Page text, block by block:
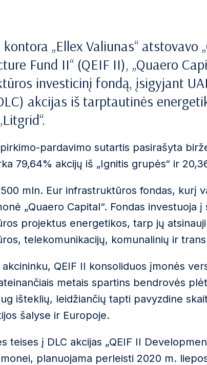
„Ellex Valiunas“ atstovavo
Fund II“ (QEIF II), „Quaero
investicinį fondą, įsigyjant
akcijas iš tarptautinės
pardavimo sutartis pasirašyta
79,64% akcijų iš „Ignitis grupės“ ir
mln. Eur infrastruktūros fondas, kurį
„Quaero Capital“. Fondas investuoja
projektus energetikos, tarp jų
telekomunikacijų, komunalinių ir
akcininku, QEIF II konsoliduos įmonės
metais spartins bendrovės
išteklių, leidžiančių tapti pavyzdine
šalyse ir Europoje.
teises į DLC akcijas „QEIF II
planuojama perleisti 2020 m.